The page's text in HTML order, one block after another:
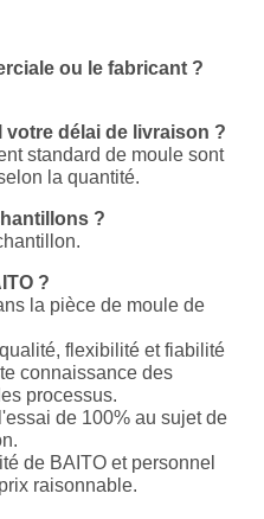
ou le fabricant ?
votre délai de livraison ?
standard de moule sont
la quantité.
?
?
la pièce de moule de
flexibilité et fiabilité
connaissance des
processus.
de 100% au sujet de
de BAITO et personnel
raisonnable.